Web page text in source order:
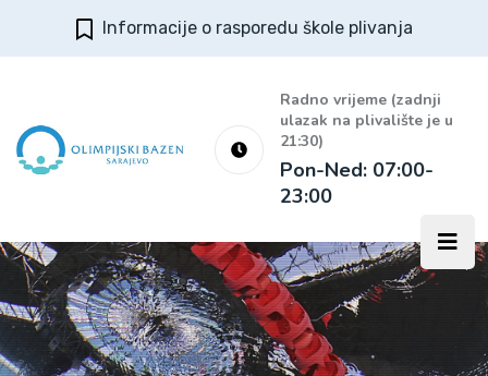
Informacije o rasporedu škole plivanja
Radno vrijeme (zadnji
ulazak na plivalište je u
21:30)
Pon-Ned: 07:00-
23:00